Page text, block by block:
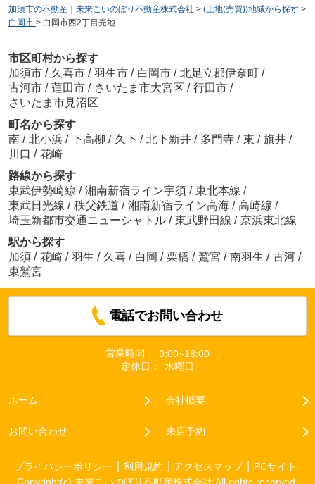
加須市の不動産｜未来こいのぼり不動産株式会社 > (土地(売買))地域から探す >
白岡市 > 白岡市西2丁目売地
市区町村から探す
加須市 / 久喜市 / 羽生市 / 白岡市 / 北足立郡伊奈町 /
古河市 / 蓮田市 / さいたま市大宮区 / 行田市 /
さいたま市見沼区
町名から探す
南 / 北小浜 / 下高柳 / 久下 / 北下新井 / 多門寺 / 東 / 旗井 /
川口 / 花崎
路線から探す
東武伊勢崎線 / 湘南新宿ライン宇須 / 東北本線 /
東武日光線 / 秩父鉄道 / 湘南新宿ライン高海 / 高崎線 /
埼玉新都市交通ニューシャトル / 東武野田線 / 京浜東北線
駅から探す
加須 / 花崎 / 羽生 / 久喜 / 白岡 / 栗橋 / 鷲宮 / 南羽生 / 古河 /
東鷲宮
電話でお問い合わせ
営業時間：
9:00~18:00
定休日：
水曜日
ホーム 会社概要
お問い合わせ 来店予約
プライバシーポリシー 利用規約 アクセスマップ
PCサイト